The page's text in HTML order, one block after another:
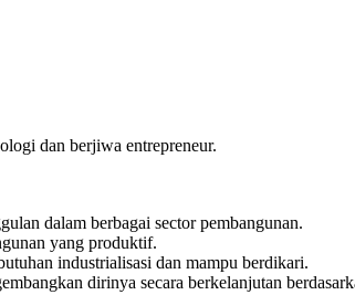
dan berjiwa entrepreneur.
dalam berbagai sector pembangunan.
yang produktif.
industrialisasi dan mampu berdikari.
dirinya secara berkelanjutan